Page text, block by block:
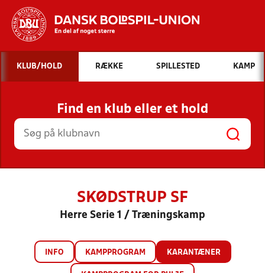
Hvad vil du søge efter?
INDHOLD OG NYHEDER
STILLINGER, RESULTATER, KLUBBER OG
HOLD
KLUB/HOLD RÆKKE SPILLESTED KAMP
Find en klub eller et hold
SKØDSTRUP SF
Herre Serie 1 / Træningskamp
INFO KAMPPROGRAM KARANTÆNER